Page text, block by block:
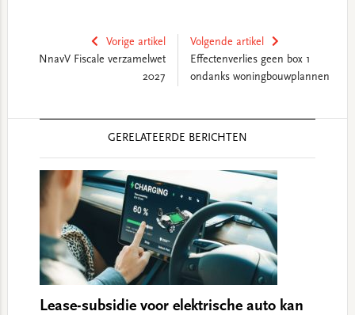
Vorige artikel
NnavV Fiscale verzamelwet
2027
Volgende artikel
Effectenverlies geen box 1
ondanks woningbouwplannen
GERELATEERDE BERICHTEN
Lease-subsidie voor elektrische auto kan